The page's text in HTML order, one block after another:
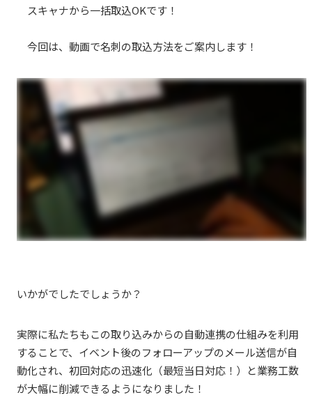
スキャナから一括取込OKです！
今回は、動画で名刺の取込方法をご案内します！
いかがでしたでしょうか？
実際に私たちもこの取り込みからの自動連携の仕組みを利用
することで、イベント後のフォローアップのメール送信が自
動化され、初回対応の迅速化（最短当日対応！）と業務工数
が大幅に削減できるようになりました！